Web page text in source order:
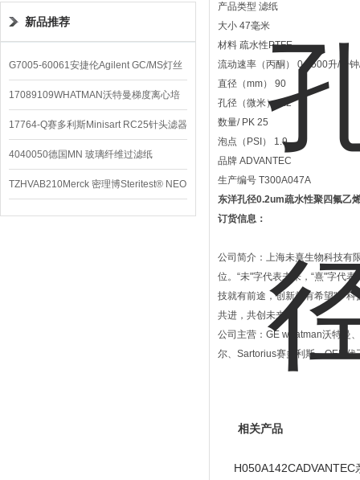
新品推荐
G7005-60061安捷伦Agilent GC/MS灯丝
配件
17089109WHATMAN沃特曼梯度离心培
养基
17764-Q赛多利斯Minisart RC25针头滤器
4040050德国MN 玻璃纤维过滤纸
TZHVAB210Merck 密理博Steritest® NEO
设备
产品类型 滤纸
大小 47毫米
材料 疏水性PTFE
流动速率（丙酮） 0.7500升/分
直径（mm） 90
孔径（微米） 0.2
数量/ PK 25
泡点（PSI） 1.9
品牌 ADVANTEC
生产编号 T300A047A
东洋孔径0.2um疏水性聚四氟乙
订货信息：
公司简介：上海未熹生物科技有
位。“未"字代表未来，“熹"字代
技就有前途，创新就有希望"。
共进，共创未来！
公司主营：GE whatman沃特曼
尔、Sartorius赛多利斯、OEM
相关产品